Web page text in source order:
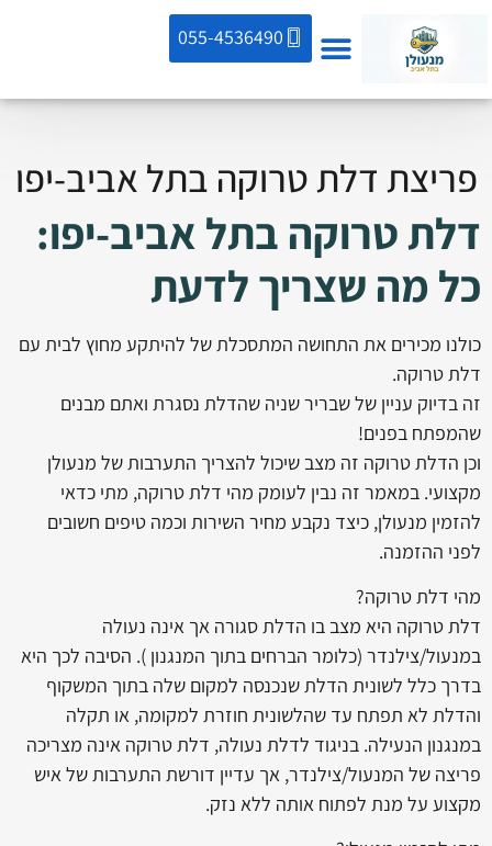
055-4536490
פריצת דלת טרוקה בתל אביב-יפו
דלת טרוקה בתל אביב-יפו:
כל מה שצריך לדעת
כולנו מכירים את התחושה המתסכלת של להיתקע מחוץ לבית עם
דלת טרוקה.
זה בדיוק עניין של שבריר שניה שהדלת נסגרת ואתם מבנים
שהמפתח בפנים!
וכן הדלת טרוקה זה מצב שיכול להצריך התערבות של מנעולן
מקצועי. במאמר זה נבין לעומק מהי דלת טרוקה, מתי כדאי
להזמין מנעולן, כיצד נקבע מחיר השירות וכמה טיפים חשובים
לפני ההזמנה.
מהי דלת טרוקה?
דלת טרוקה היא מצב בו הדלת סגורה אך אינה נעולה
במנעול/צילנדר (כלומר הברחים בתוך המנגנון ). הסיבה לכך היא
בדרך כלל לשונית הדלת שנכנסה למקום שלה בתוך המשקוף
והדלת לא תפתח עד שהלשונית חוזרת למקומה, או תקלה
במנגנון הנעילה. בניגוד לדלת נעולה, דלת טרוקה אינה מצריכה
פריצה של המנעול/צילנדר, אך עדיין דורשת התערבות של איש
מקצוע על מנת לפתוח אותה ללא נזק.